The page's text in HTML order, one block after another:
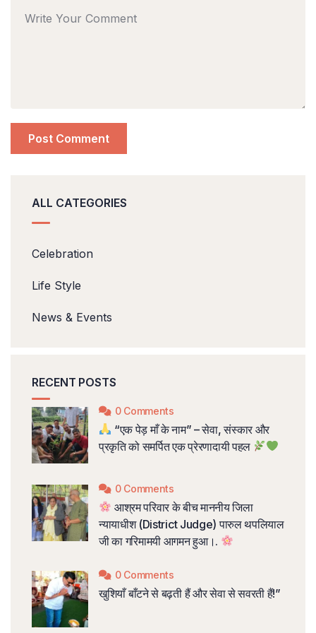
ALL CATEGORIES
Celebration
Life Style
News & Events
RECENT POSTS
0 Comments
“एक पेड़ माँ के नाम” – सेवा, संस्कार और
प्रकृति को समर्पित एक प्रेरणादायी पहल
0 Comments
आश्रम परिवार के बीच माननीय जिला
न्यायाधीश (District Judge) पारुल थपलियाल
जी का गरिमामयी आगमन हुआ।.
0 Comments
खुशियाँ बाँटने से बढ़ती हैं और सेवा से सवरती हैं!”